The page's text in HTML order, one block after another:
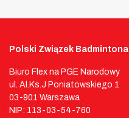
Polski Związek Badmintona
Biuro Flex na PGE Narodowy
ul. Al.Ks.J Poniatowskiego 1
03-901 Warszawa
NIP: 113-03-54-760